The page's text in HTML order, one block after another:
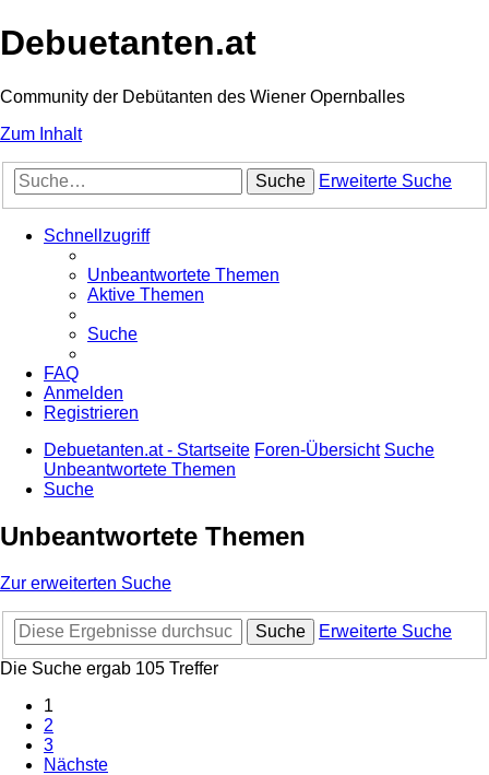
Debuetanten.at
Community der Debütanten des Wiener Opernballes
Zum Inhalt
Suche Erweiterte Suche
Schnellzugriff
Unbeantwortete Themen
Aktive Themen
Suche
FAQ
Anmelden
Registrieren
Debuetanten.at - Startseite Foren-Übersicht Suche
Unbeantwortete Themen
Suche
Unbeantwortete Themen
Zur erweiterten Suche
Suche
Erweiterte Suche
Die Suche ergab 105 Treffer
1
2
3
Nächste